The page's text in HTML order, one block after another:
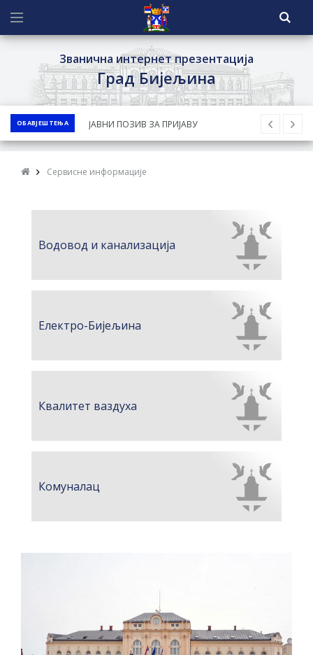
Званична интернет презентација
Град Бијељина
ОБАВЈЕШТЕЊА
ЈАВНИ ПОЗИВ ЗА ПРИЈАВУ
НЕПРОПИСНОГ ОДЛАГАЊА ОТПАДА УЗ
СУФИНАНСИРАЊЕ КУПОВИНЕ СЕОСКЕ
КУЋЕ СА ОКУЋНИЦОМ НА ТЕРИТОРИЈИ
Обавјештење за предузетника - Ненад
ПРЕЛИМИНАРНA РАНГ ЛИСТA
КАНДИДАТА КОЈИ СУ ОСТВАРИЛИ ПРАВО
НА ГРАДСКИ МЈЕСЕЧНИ БОРАЧКИ
ВОЈСКЕ РЕПУБЛИКЕ СРПСКЕ У СТАЊУ
СОЦИЈАЛНЕ ПОТРЕБЕ
Oд 27. јула пријем захтјева за новчану
помоћ за набавку школског прибора
основцима
Обавјештење о забрани саобраћаја 6. и
Обавјештење за предузетника - Вера
Ујић
Сервисне информације
Водовод и канализација
Електро-Бијељина
Квалитет ваздуха
Комуналац